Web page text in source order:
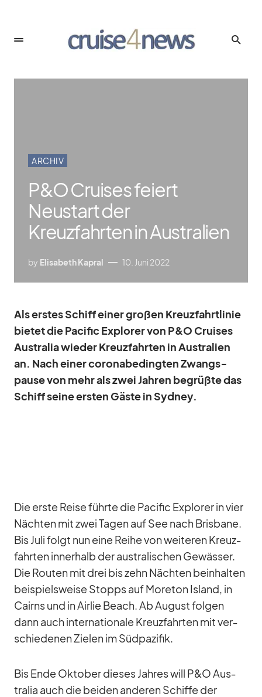
ARCHIV
P&O Cruises feiert
Neustart der
Kreuzfahrten in Australien
by Elisabeth Kapral 10. Juni 2022
Als ers­tes Schiff ei­ner gro­ßen Kreuz­fahrt­li­nie
bie­tet die Pa­ci­fic Ex­plo­rer von P&O Crui­ses
Aus­tra­lia wie­der Kreuz­fahr­ten in Aus­tra­lien
an. Nach ei­ner co­ro­nabe­ding­ten Zwangs­
pause von mehr als zwei Jah­ren be­grüßte das
Schiff seine ers­ten Gäste in Syd­ney.
Die erste Reise führte die Pa­ci­fic Ex­plo­rer in vier
Näch­ten mit zwei Ta­gen auf See nach Bris­bane.
Bis Juli folgt nun eine Reihe von wei­te­ren Kreuz­
fahr­ten in­ner­halb der aus­tra­li­schen Ge­wäs­ser.
Die Rou­ten mit drei bis zehn Näch­ten be­inhal­ten
bei­spiels­weise Stopps auf Mo­re­ton Is­land, in
Cairns und in Air­lie Beach. Ab Au­gust fol­gen
dann auch in­ter­na­tio­nale Kreuz­fahr­ten mit ver­
schie­de­nen Zie­len im Süd­pa­zi­fik.
Bis Ende Ok­to­ber die­ses Jah­res will P&O Aus­
tra­lia auch die bei­den an­de­ren Schiffe der